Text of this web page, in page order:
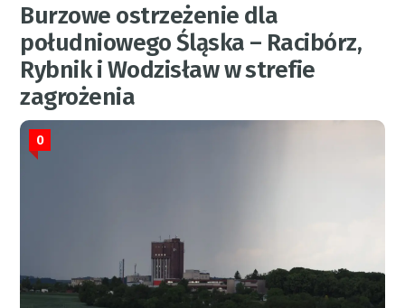
Burzowe ostrzeżenie dla
południowego Śląska – Racibórz,
Rybnik i Wodzisław w strefie
zagrożenia
0